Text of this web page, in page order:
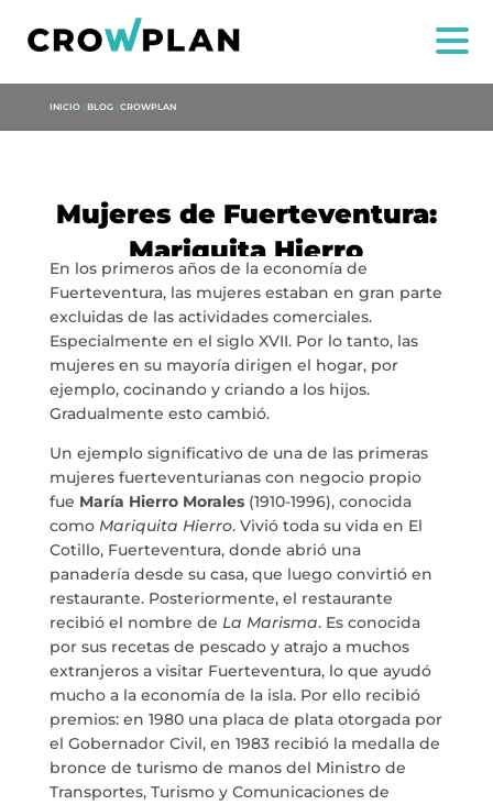
NOSOTROS
SERVICIOS
MARÍA ANCHIETA
BLOG
ESPACIO CULTURAL EL TANQUE
CONTACTO
LA NEUROLITERATURA ENTRA
EN NUESTROS OBJETIVOS
INICIO| BLOG| CROWPLAN
Mujeres de Fuerteventura:
Mariquita Hierro
En los primeros años de la economía de
Fuerteventura, las mujeres estaban en gran parte
excluidas de las actividades comerciales.
Especialmente en el siglo XVII. Por lo tanto, las
mujeres en su mayoría dirigen el hogar, por
ejemplo, cocinando y criando a los hijos.
Gradualmente esto cambió.
Un ejemplo significativo de una de las primeras
mujeres fuerteventurianas con negocio propio
fue María Hierro Morales(1910-1996), conocida
como Mariquita Hierro. Vivió toda su vida en El
Cotillo, Fuerteventura, donde abrió una
panadería desde su casa, que luego convirtió en
restaurante. Posteriormente, el restaurante
recibió el nombre de La Marisma. Es conocida
por sus recetas de pescado y atrajo a muchos
extranjeros a visitar Fuerteventura, lo que ayudó
mucho a la economía de la isla. Por ello recibió
premios: en 1980 una placa de plata otorgada por
el Gobernador Civil, en 1983 recibió la medalla de
bronce de turismo de manos del Ministro de
Transportes, Turismo y Comunicaciones de